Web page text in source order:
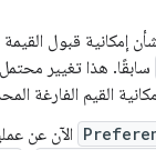
قبول القيمة
الآن عن